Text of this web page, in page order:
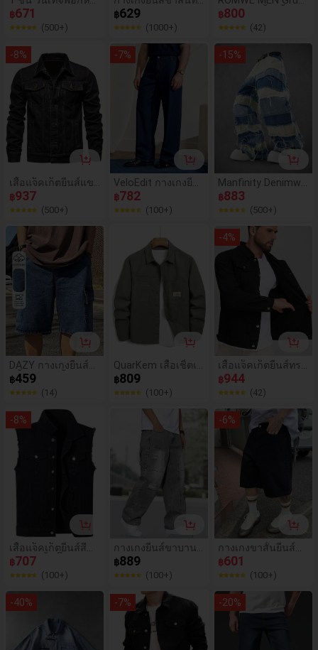
วมขากว้างกางเกงยี
นส์ผู้ชาย, ไม่ยืด, เหม
าะสำหรับใส่ลำลองแ
ละทำงาน
฿671
(500+)
งหลวม ขากว้าง สไต
ล์ Emo สำหรับผู้ชาย
฿629
(1000+)
ge Punk เสื้อเชิ้ตยีน
ส์แขนสั้นผู้ชายดีไซน์
กระดุมหลายเม็ดลำล
อง
฿800
(42)
-8%
เสื้อแจ็คเก็ตยีนส์แข
นยาวทรงเข้ารูปคลา
สสิกสำหรับผู้ชาย, ฤ
ดูใบไม้ร่วง
฿937
(500+)
-7%
VeloEdit กางเกงยีน
ส์ขากว้างลำลองผู้ชา
ยไซส์ใหญ่ ทรงหลวม
มีกระเป๋า สีน้ำเงินเข้
฿782
(100+)
-15%
Manfinity Denimwa
ve กางเกงยีนส์ขายา
วทรงบาน พิมพ์ลาย แ
ฟชั่นสตรีท สำหรับผู้
ชาย ประดับพลอยเที
ยม กางเกงยีนส์ขากร
ะดิ่ง, คริสต์มาส
฿883
(500+)
DAZY กางเกงยีนส์ข
าสั้นผู้ชายสีน้ำเงินฟ
อกขาดดีไซน์กระเป๋า
เอวยางยืด สำหรับฤดู
ร้อน
฿459
(14)
QuarKem เสื้อเชิ้ตเด
นิมทรงหลวม ติดกระ
ดุม แขนยาวธรรมดา
มีกระเป๋าคู่ และลาย
ปักตัวอักษร สำหรับเ
ป็นของขวัญให้แฟน
ใส่ไปทำงาน ไปเที่ยว
ไปเรียน ทำงาน ใส่ไ
ด้ในฤดูใบไม้ร่วง
฿809
(100+)
-4%
เสื้อแจ็คเก็ตยีนส์ทรง
เข้ารูปพอดีตัวผู้ชาย,
เสื้อคลุมสตรีทแวร์สี
ดำลำลอง, แฟชั่น, ฤ
ดูใบไม้ผลิ/ฤดูใบไม้ร่
วง
฿944
(42)
-8%
เสื้อแจ็คเก็ตยีนส์สีดำ
ผู้ชาย, เสื้อกั๊กยีนส์ลำ
ลอง, ทุกฤดูกาล
฿707
(100+)
กางเกงยีนส์ขาบานผู้
ชายปักลายแพตช์ขา
ดๆ สไตล์สตรีทแวร์
฿889
(100+)
-6%
กางเกงขาสั้นยีนส์ดำ
casual ของผู้ชายมีก
ระเป๋าเฉียง
฿601
(100+)
-40% -7% -20%